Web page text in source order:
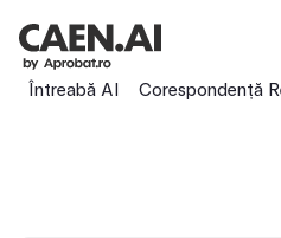
Întreabă AI Corespondență